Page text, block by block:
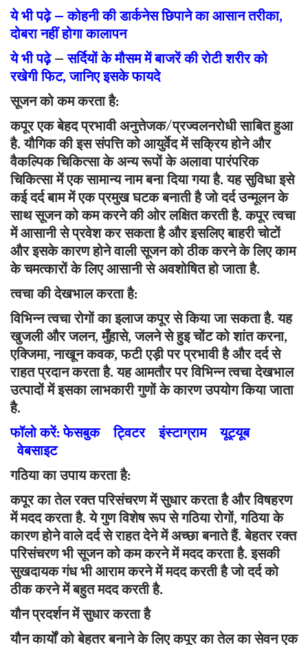
ये भी पढ़े –कोहनी की डार्कनेस छिपाने का आसान तरीका,
दोबरा नहीं होगा कालापन
ये भी पढ़े–सर्दियों के मौसम में बाजरें की रोटी शरीर को
रखेगी फिट, जानिए इसके फायदे
सूजन को कम करता है:
कपूर एक बेहद प्रभावी अनुत्तेजक/प्रज्वलनरोधी साबित हुआ
है. यौगिक की इस संपत्ति को आयुर्वेद में सक्रिय होने और
वैकल्पिक चिकित्सा के अन्य रूपों के अलावा पारंपरिक
चिकित्सा में एक सामान्य नाम बना दिया गया है. यह सुविधा इसे
कई दर्द बाम में एक प्रमुख घटक बनाती है जो दर्द उन्मूलन के
साथ सूजन को कम करने की ओर लक्षित करती है. कपूर त्वचा
में आसानी से प्रवेश कर सकता है और इसलिए बाहरी चोटों
और इसके कारण होने वाली सूजन को ठीक करने के लिए काम
के चमत्कारों के लिए आसानी से अवशोषित हो जाता है.
त्वचा की देखभाल करता है:
विभिन्न त्वचा रोगों का इलाज कपूर से किया जा सकता है. यह
खुजली और जलन, मुँहासे, जलने से हुइ चोंट को शांत करना,
एक्जिमा, नाखून कवक, फटी एड़ी पर प्रभावी है और दर्द से
राहत प्रदान करता है. यह आमतौर पर विभिन्न त्वचा देखभाल
उत्पादों में इसका लाभकारी गुणों के कारण उपयोग किया जाता
है.
फॉलो करें:फेसबुक ट्विटर इंस्टाग्राम
यूट्यूब
वेबसाइट
गठिया का उपाय करता है:
कपूर का तेल रक्त परिसंचरण में सुधार करता है और विषहरण
में मदद करता है. ये गुण विशेष रूप से गठिया रोगों, गठिया के
कारण होने वाले दर्द से राहत देने में अच्छा बनाते हैं. बेहतर रक्त
परिसंचरण भी सूजन को कम करने में मदद करता है. इसकी
सुखदायक गंध भी आराम करने में मदद करती है जो दर्द को
ठीक करने में बहुत मदद करती है.
यौन प्रदर्शन में सुधार करता है
यौन कार्यों को बेहतर बनाने के लिए कपूर का तेल का सेवन एक